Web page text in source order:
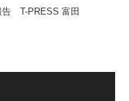
告 T-PRESS 富田